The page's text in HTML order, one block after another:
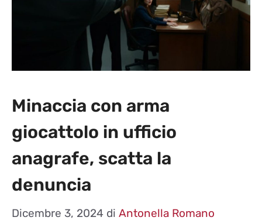
Minaccia con arma
giocattolo in ufficio
anagrafe, scatta la
denuncia
Dicembre 3, 2024 di Antonella Romano